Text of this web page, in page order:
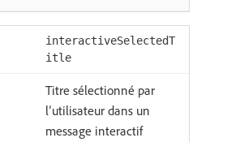
interactiveSelectedT
itle
Titre sélectionné par
l’utilisateur dans un
message interactif